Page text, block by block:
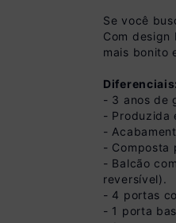
Se você
Com design
mais bonito
Diferenciais:
- 3 anos de
- Produzida
-
- Composta
- Balcão
reversível).
- 4 portas
- 1 porta